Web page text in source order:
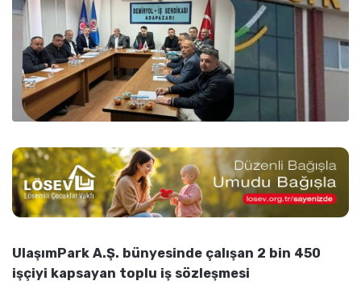
UlaşımPark A.Ş. bünyesinde çalışan 2 bin 450
işçiyi kapsayan toplu iş sözleşmesi